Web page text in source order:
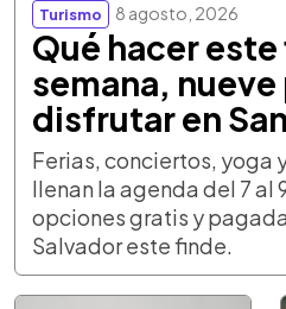
Turismo 8 agosto, 2026
Qué hacer este
semana,
disfrutar en
Ferias, conciertos, yoga
llenan la agenda del 7 al
opciones gratis y
Salvador este finde.